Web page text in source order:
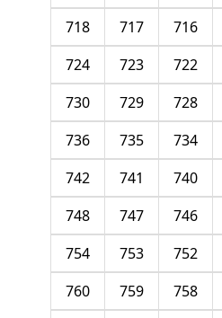
716
717
718
722
723
724
728
729
730
734
735
736
740
741
742
746
747
748
752
753
754
758
759
760